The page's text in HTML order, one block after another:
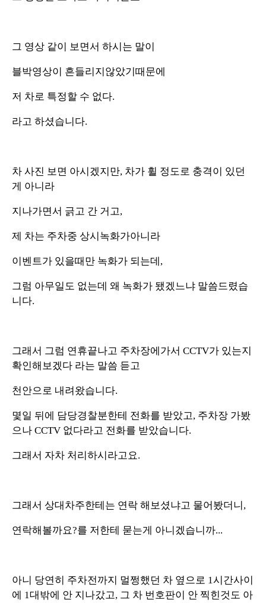
그 영상 같이 보면서 하시는 말이
블박영상이 흔들리지않았기때문에
저 차로 특정할 수 없다.
라고 하셨습니다.
차 사진 보면 아시겠지만, 차가 휠 정도로 충격이 있던
게 아니라
지나가면서 긁고 간 거고,
제 차는 주차중 상시녹화가아니라
이벤트가 있을때만 녹화가 되는데,
그럼 아무일도 없는데 왜 녹화가 됐겠느냐 말씀드렸습
니다.
그래서 그럼 연휴끝나고 주차장에가서 CCTV가 있는지
확인해보겠다 라는 말씀 듣고
천안으로 내려왔습니다.
몇일 뒤에 담당경찰분한테 전화를 받았고, 주차장 가봤
으나 CCTV 없다라고 전화를 받았습니다.
그래서 자차 처리하시라고요.
그래서 상대차주한테는 연락 해보셨냐고 물어봤더니,
연락해볼까요?를 저한테 묻는게 아니겠습니까...
아니 당연히 주차전까지 멀쩡했던 차 옆으로 1시간사이
에 1대밖에 안 지나갔고, 그 차 번호판이 안 찍힌것도 아